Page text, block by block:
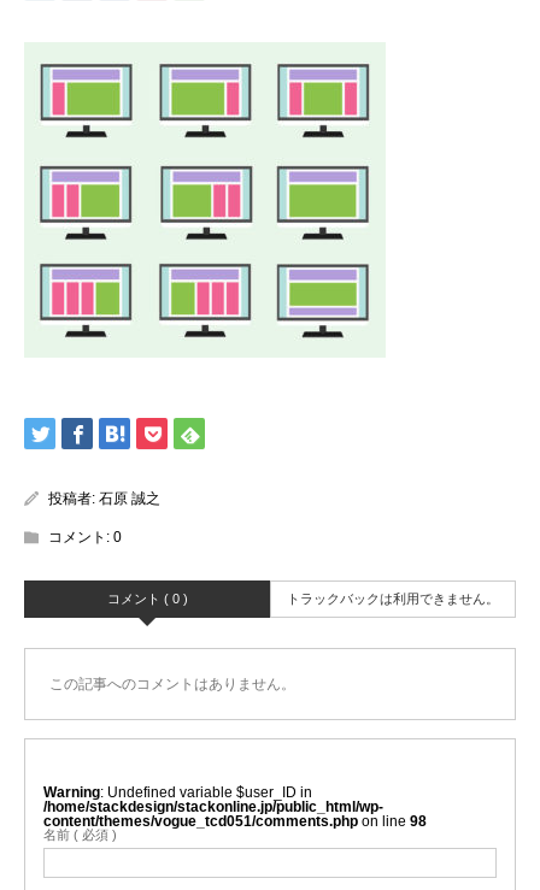
投稿者: 石原 誠之
コメント: 0
コメント ( 0 ) トラックバックは利用できません。
この記事へのコメントはありません。
Warning : Undefined variable $user_ID in
/home/stackdesign/stackonline.jp/public_html/wp-
content/themes/vogue_tcd051/comments.php on line 98
名前 ( 必須 )